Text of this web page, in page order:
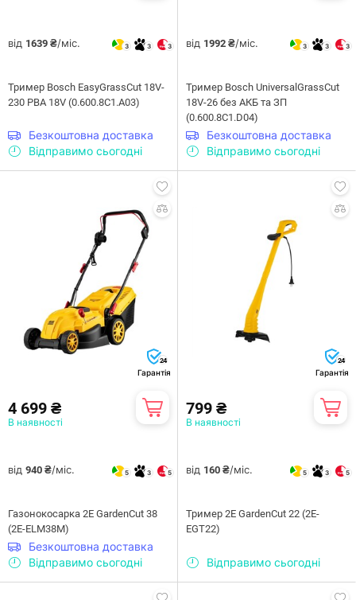
від 1639 ₴/міс. 3 3 3
Тример Bosch EasyGrassCut 18V-
230 PBA 18V (0.600.8C1.A03)
Безкоштовна доставка
Відправимо сьогодні
від 1992 ₴/міс. 3 3 3
Тример Bosch UniversalGrassCut
18V-26 без АКБ та ЗП
(0.600.8C1.D04)
Безкоштовна доставка
Відправимо сьогодні
24
Гарантія
4 699 ₴
В наявності
від 940 ₴/міс. 5 3 5
Газонокосарка 2E GardenCut 38
(2E-ELM38M)
Безкоштовна доставка
Відправимо сьогодні
24
Гарантія
799 ₴
В наявності
від 160 ₴/міс. 5 3 5
Тример 2E GardenCut 22 (2E-
EGT22)
Відправимо сьогодні